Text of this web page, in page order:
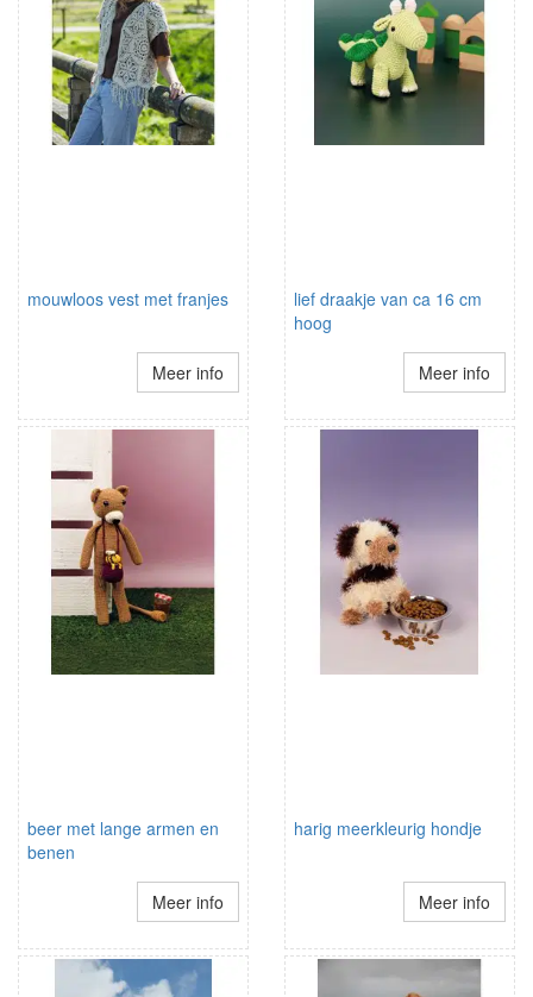
mouwloos vest met franjes
Meer info
lief draakje van ca 16 cm
hoog
Meer info
beer met lange armen en
benen
Meer info
harig meerkleurig hondje
Meer info